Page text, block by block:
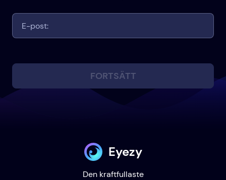
FORTSÄTT
Eyezy
Den kraftfullaste